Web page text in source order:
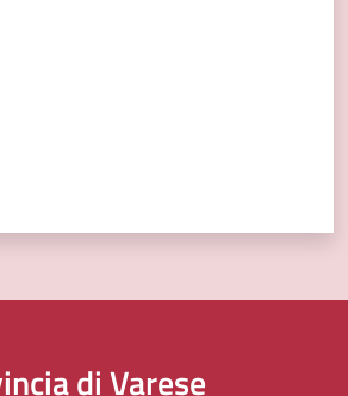
di Varese